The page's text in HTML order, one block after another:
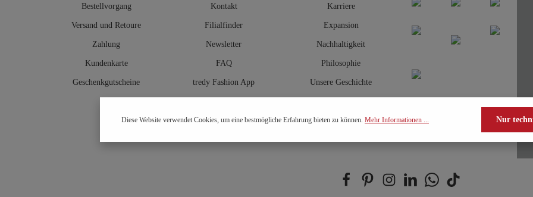
Bestellvorgang
Versand und Retoure
Zahlung
Kundenkarte
Geschenkgutscheine
Kontakt
Filialfinder
Newsletter
FAQ
tredy Fashion App
Hosenberater
Karriere
Expansion
Nachhaltigkeit
Philosophie
Unsere Geschichte
Diese Website verwendet Cookies, um eine bestmögliche Erfahrung bieten zu können. Mehr Informationen ... Nur